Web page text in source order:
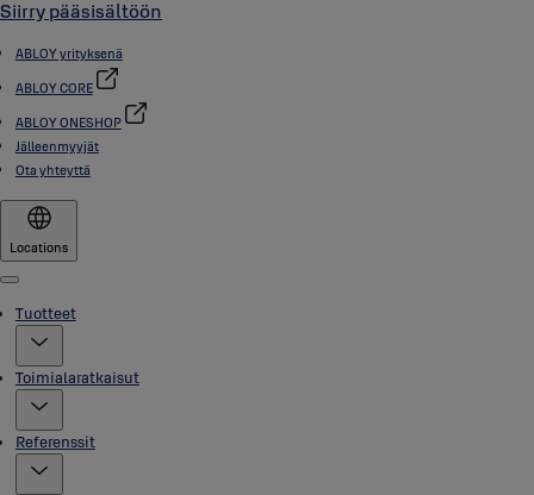
Siirry pääsisältöön
ABLOY yrityksenä
ABLOY CORE
ABLOY ONESHOP
Jälleenmyyjät
Ota yhteyttä
Locations
Menu
Tuotteet
Toimialaratkaisut
Referenssit